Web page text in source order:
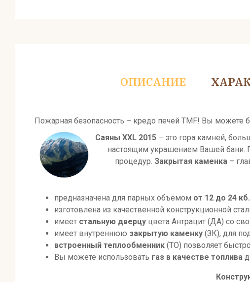
ОПИСАНИЕ
Пожарная безопасность – кредо печей ТMF! Вы можете
Саяны XXL 2015 – это гора камней,
настоящим украшением Вашей бани.
процедур. Закрытая каменка –
предназначена для парных объёмом от 12 до 24
изготовлена из качественной конструкционной
имеет стальную дверцу цвета Антрацит (ДА) со
имеет внутреннюю закрытую каменку (ЗК), для
встроенный теплообменник (ТО) позволяет
Вы можете использовать газ в качестве топлива